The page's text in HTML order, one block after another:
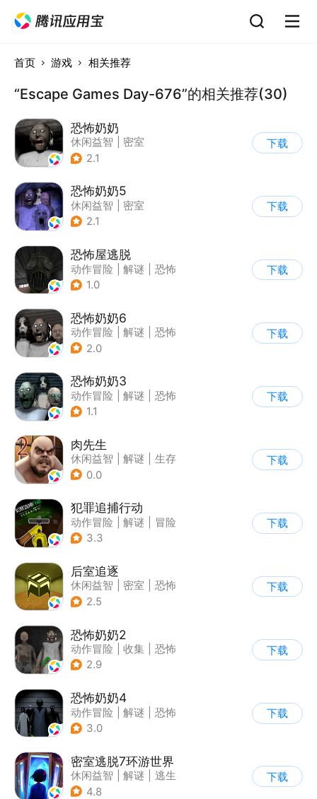
首页 游戏 相关推荐
“Escape Games Day-676”的相关推荐(30)
恐怖奶奶
休闲益智
密室
| 恐怖奶奶
2.1
下载
恐怖奶奶5
休闲益智
密室
| 恐怖奶奶
2.1
下载
恐怖屋逃脱
动作冒险 解谜
恐怖
| 暗黑
1.0
下载
恐怖奶奶6
动作冒险 解谜
恐怖
| 恐怖奶奶
2.0
下载
恐怖奶奶3
动作冒险 解谜
恐怖
| 恐怖奶奶
1.1
下载
肉先生
休闲益智 解谜
生存
| 卡通
0.0
下载
犯罪追捕行动
动作冒险 解谜
冒险
| 暗黑
3.3
下载
后室追逐
休闲益智 密室
恐怖
| 卡通
2.5
下载
恐怖奶奶2
动作冒险 收集
恐怖
| 恐怖奶奶
2.9
下载
恐怖奶奶4
动作冒险 解谜
恐怖
| 恐怖奶奶
3.0
下载
密室逃脱7环游世界
休闲益智 解谜
逃生
| 密室逃脱
4.8
下载